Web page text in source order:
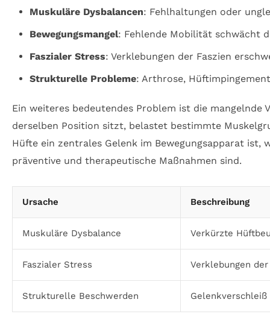
Muskuläre Dysbalancen: Fehlhaltungen oder
Bewegungsmangel: Fehlende Mobilität schwächt
Faszialer Stress: Verklebungen der Faszien
Strukturelle Probleme: Arthrose,
Ein weiteres bedeutendes Problem ist die mangelnde
derselben Position sitzt, belastet bestimmte
Hüfte ein zentrales Gelenk im Bewegungsapparat
präventive und therapeutische Maßnahmen sind.
Ursache Beschreibung
Muskuläre Dysbalance Verkürzte
Faszialer Stress Verklebungen
Strukturelle Beschwerden